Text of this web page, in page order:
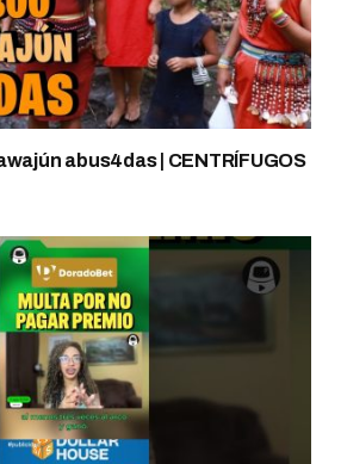
abus4das | CENTRÍFUGOS